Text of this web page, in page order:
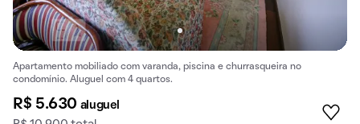
Apartamento mobiliado com varanda, piscina e churrasqueira no
condomínio. Aluguel com 4 quartos.
R$ 5.630 aluguel